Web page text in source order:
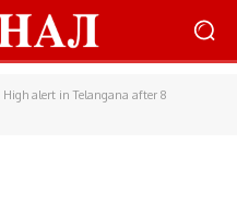
alert in Telangana after 8